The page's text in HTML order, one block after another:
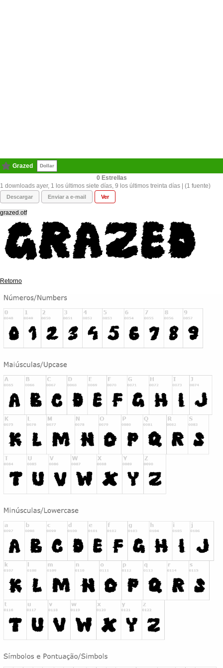
Grazed Dollar
0
1 downloads ayer, 1 los últimos siete días, 9 los últimos treinta días | (1 fuente)
Descargar Enviar a e-mail Ver
grazed.otf
Retorno